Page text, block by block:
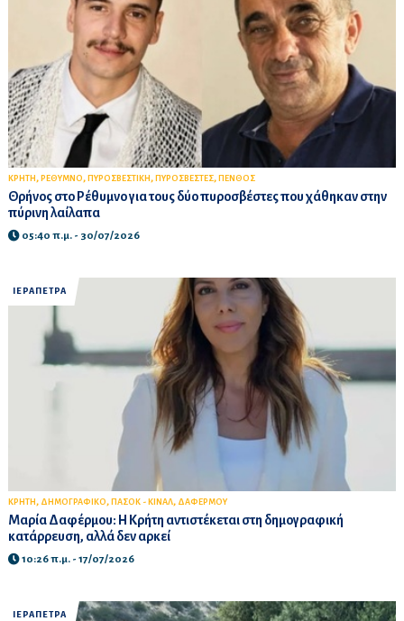
ΚΡΗΤΗ , ΡΕΘΥΜΝΟ, ΠΥΡΟΣΒΕΣΤΙΚΗ , ΠΥΡΟΣΒΕΣΤΕΣ, ΠΕΝΘΟΣ
Θρήνος στο Ρέθυμνο για τους δύο πυροσβέστες που χάθηκαν στην
πύρινη λαίλαπα
05:40 π.μ. - 30/07/2026
ΙΕΡΑΠΕΤΡΑ
ΚΡΗΤΗ , ΔΗΜΟΓΡΑΦΙΚΟ, ΠΑΣΟΚ - ΚΙΝΑΛ, ΔΑΦΕΡΜΟΥ
Μαρία Δαφέρμου: Η Κρήτη αντιστέκεται στη δημογραφική
κατάρρευση, αλλά δεν αρκεί
10:26 π.μ. - 17/07/2026
ΙΕΡΑΠΕΤΡΑ